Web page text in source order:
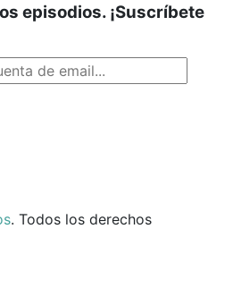
episodios. ¡Suscríbete
. Todos los derechos